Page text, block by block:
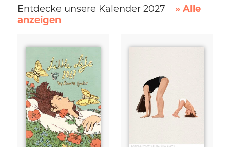
Entdecke unsere Kalender 2027
» Alle
anzeigen